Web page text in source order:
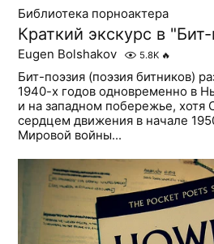
Библиотека порноактера
Краткий экскурс в
Eugen Bolshakov 5.8K 🔥
Бит-поэзия (поэзия битников)
1940-х годов одновременно в
и на западном побережье, хотя
сердцем движения в начале
Мировой войны...